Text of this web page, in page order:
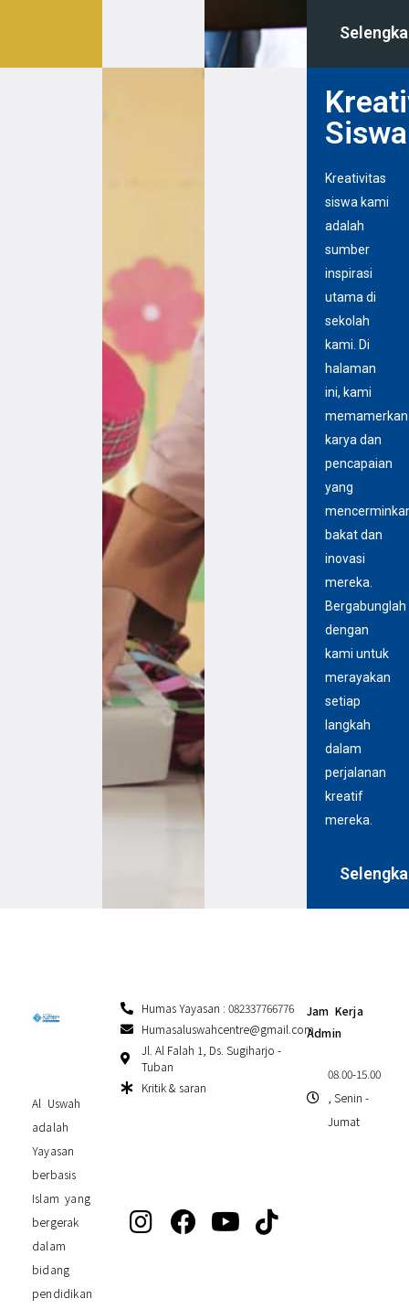
Siswa
Kreativitas
siswa kami
adalah
sumber
inspirasi
utama di
sekolah
kami. Di
halaman
ini, kami
memamerkan
karya dan
pencapaian
yang
bakat dan
inovasi
mereka.
Bergabunglah
dengan
kami untuk
merayakan
setiap
langkah
dalam
perjalanan
kreatif
mereka.
Al Uswah
adalah
Yayasan
berbasis
Islam yang
bergerak
dalam
bidang
pendidikan
Humas Yayasan : 082337766776
Humasaluswahcentre@gmail.com
Jl. Al Falah 1, Ds. Sugiharjo -
Tuban
Kritik & saran
Jam Kerja
Admin
08.00-15.00
, Senin -
Jumat